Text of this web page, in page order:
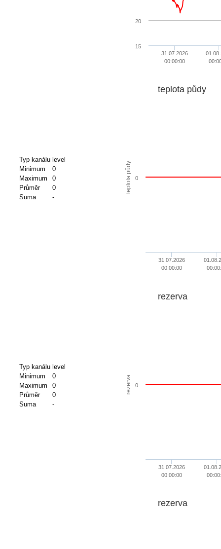
31.07.2026
00:00:00
15
20
Typ kanálu level
Minimum
0
Maximum
0
Průměr
0
Suma
-
teplota půdy
teplota půdy
31.07.2026
00:00:00
0
Typ kanálu level
Minimum
0
Maximum
0
Průměr
0
Suma
-
rezerva
rezerva
31.07.2026
00:00:00
0
rezerva